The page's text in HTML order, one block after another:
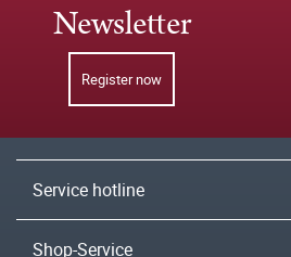
Newsletter
Register now
Service hotline
Shop-Service